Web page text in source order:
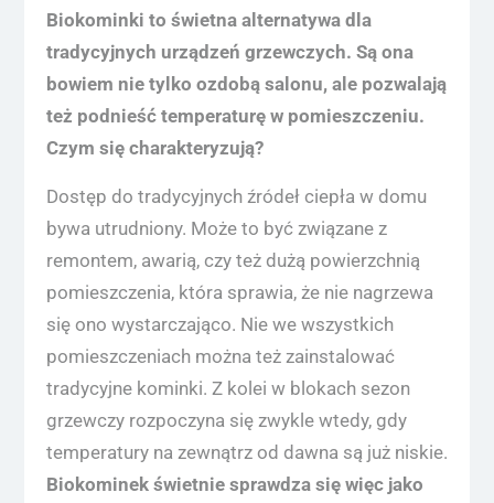
Biokominki to świetna alternatywa dla
tradycyjnych urządzeń grzewczych. Są ona
bowiem nie tylko ozdobą salonu, ale pozwalają
też podnieść temperaturę w pomieszczeniu.
Czym się charakteryzują?
Dostęp do tradycyjnych źródeł ciepła w domu
bywa utrudniony. Może to być związane z
remontem, awarią, czy też dużą powierzchnią
pomieszczenia, która sprawia, że nie nagrzewa
się ono wystarczająco. Nie we wszystkich
pomieszczeniach można też zainstalować
tradycyjne kominki. Z kolei w blokach sezon
grzewczy rozpoczyna się zwykle wtedy, gdy
temperatury na zewnątrz od dawna są już niskie.
Biokominek świetnie sprawdza się więc jako